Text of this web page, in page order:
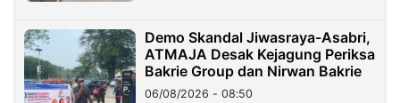
Demo Skandal Jiwasraya-Asabri,
ATMAJA Desak Kejagung Periksa
Bakrie Group dan Nirwan Bakrie
06/08/2026 - 08:50